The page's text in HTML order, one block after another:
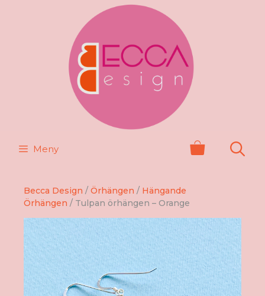
Meny
Becca Design / Örhängen / Hängande
Örhängen / Tulpan örhängen – Orange